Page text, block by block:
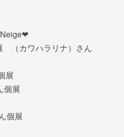
（カワハラリナ）さん
展
個展
個展